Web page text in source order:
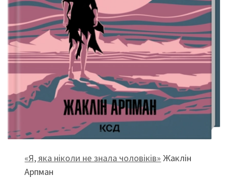
«Я, яка ніколи не знала чоловіків» Жаклін
Арпман